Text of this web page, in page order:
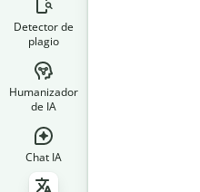
Detector de
plagio
Humanizador
de IA
Chat IA